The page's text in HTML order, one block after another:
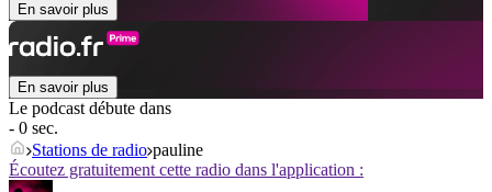
En savoir plus
En savoir plus
Le podcast débute dans
- 0 sec.
Stations de radio pauline
Écoutez gratuitement cette radio dans l'application :